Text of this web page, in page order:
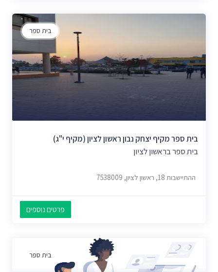
בית ספר
בית ספר מקיף יצחק נבון ראשון לציון (מקיף י"ג)
בית ספר בראשון לציון
ההתיישבות 18, ראשון לציון, 7538009
פרטים נוספים
בית ספר